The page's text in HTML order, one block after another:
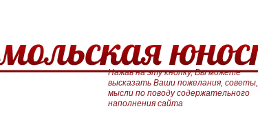
Нажав на эту кнопку, Вы можете
высказать Ваши пожелания, советы,
мысли по поводу содержательного
наполнения сайта